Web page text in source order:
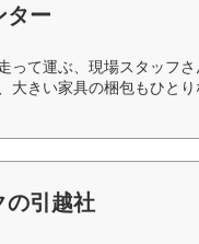
ター
って運ぶ、現場スタッフ
大きい家具の梱包もひと
の引越社